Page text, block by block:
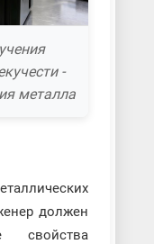
-
металла
должен
свойства